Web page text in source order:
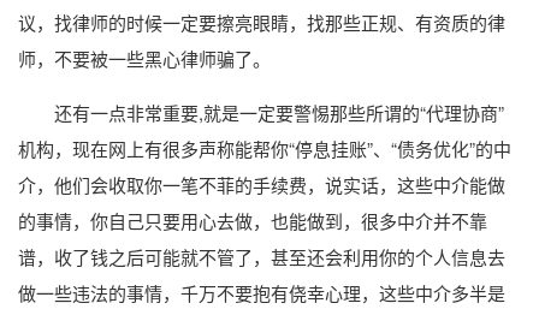
议，找律师的时候一定要擦亮眼睛，找那些正规、有资质的律
师，不要被一些黑心律师骗了。
还有一点非常重要,就是一定要警惕那些所谓的“代理协商”
机构，现在网上有很多声称能帮你“停息挂账”、“债务优化”的中
介，他们会收取你一笔不菲的手续费，说实话，这些中介能做
的事情，你自己只要用心去做，也能做到，很多中介并不靠
谱，收了钱之后可能就不管了，甚至还会利用你的个人信息去
做一些违法的事情，千万不要抱有侥幸心理，这些中介多半是